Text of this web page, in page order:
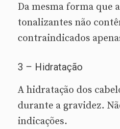
Da mesma forma que
tonalizantes não
contraindicados
3 – Hidratação
A hidratação dos
durante a gravidez.
indicações.